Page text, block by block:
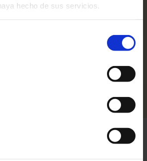
hecho de sus servicios.
por la mitad y decorados con
de nata montada y el nido de